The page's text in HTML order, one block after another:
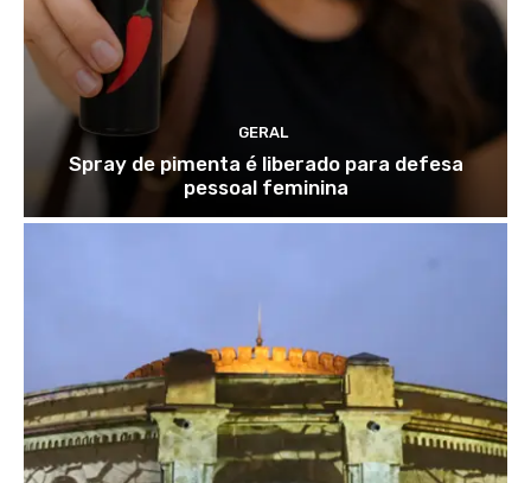
GERAL
Spray de pimenta é liberado para defesa
pessoal feminina